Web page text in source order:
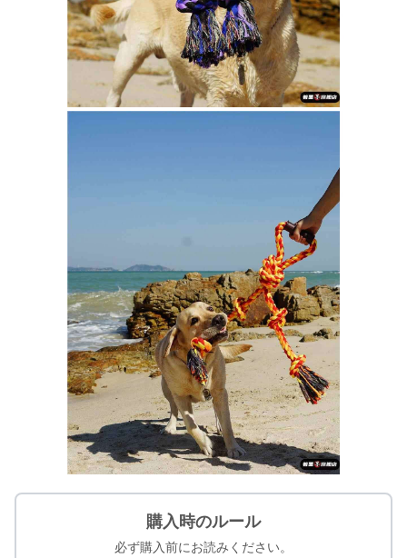
購入時のルール
必ず購入前にお読みください。